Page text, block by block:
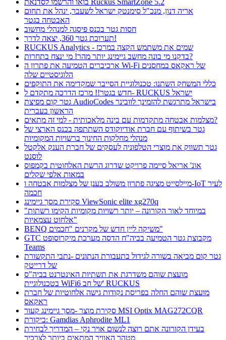
בואו והרשמו לסדנאת Ruckus SmartZone 5.2
אריה דנון, מנכ"ל סימנטק ישראל לשעבר, ינהל את תחום
האבטחה בגטר
חסות גטר בכנס פיסגה למנהלי מחשוב
תערוכת גטר 360, יצאה לדרך!
RUCKUS Analytics - שמים את משתמש הקצה במרכז
בדקנו מי בונה מחשב גיימינג יותר מהר! מי ינצח בתחרות?
ארכיברים הטמיעה את פתרון ה Wi-Fi של ראקאס במחסנים
הלוגיסטיים שלה
כללי המשחק השתנו: טכנולוגיית הסייבר שמקדימה את התוקפים
חדש בגטר!! מרכז הדרכה מתקדם ל- RUCKUS ישראל
גטר קום מפיצת AudioCodes בישראל מתרגשת להזמינך לוובינר
הראשון בעברית
מצלמות אבטחה מתקדמות עם בינה מלאכותית - למי זה מתאים?
גטר בשיתוף עם חברת אודיוקודס השתתפה בכנס הארצי של
מנהלי מחלקות החינוך ברשויות המקומיות
גטר תשווק את מוצרי הטלפוניה לעסקים של חברת הענק אלקטל
לוסנט
אונ' אריאל סיימה פרויקט שדרוג הרשת האלחוטית בקמפוס
במאות אלפי שקלים
מיילסייט מציגה פתרון משולב בענן של מצלמות אבטחה ו-IoT לעיר
חכמה
סקירת מסך גיימינג ViewSonic elite xg270q
"במיוחד לאור הקורונה – יותר רשויות מקומיות הקימו רשתות
אלחוט עצמאיות"
BENQ משיקה ליין חדש של מקרנים "חכמים"
GTC מקבוצת גטר הטמיעה בביה"ח הדסה מערכת מיקרוסופט
Teams
גטר קום מביאה בשורה לגידול בתעבורת הנתונים -נתבי התקשורת
של דרייטק
מועצת שוהם משדרגת את תשתיות האינטרנט בביה"ס
בטכנולוגיית WiFi6 של חב' RUCKUS
מועצת שוהם החלה בפריסת נקודות גישה אלחוטיות של חברת
ראקאס
סקירת מוצר -מסך גיימינג קעור MSI Optix MAG272CQR
ביקורת: Gamdias Aphrodite ML1
בעידן הקורונה אתם רוצה לנשום אויר נקי – המדריך לבחירת
מטהר האוויר המתאים ביותר לצרכיך